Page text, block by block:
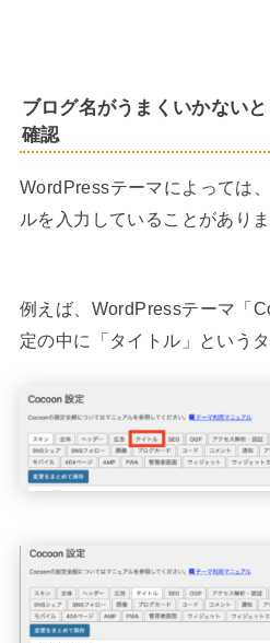
ブログ名がうまくいかない
確認
WordPressテーマによっては
ルを入力していることがありま
例えば、WordPressテーマ「
定の中に「タイトル」という